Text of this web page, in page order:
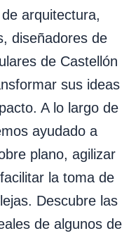
arquitectura,
diseñadores de
de Castellón
sus ideas
A lo largo de
ayudado a
plano, agilizar
la toma de
Descubre las
de algunos de